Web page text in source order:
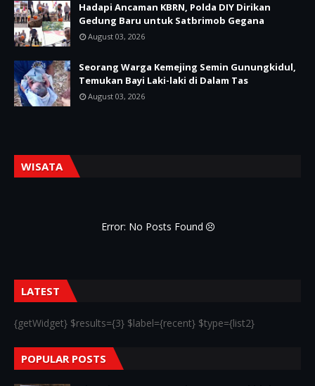
Hadapi Ancaman KBRN, Polda DIY Dirikan
Gedung Baru untuk Satbrimob Gegana
August 03, 2026
Seorang Warga Kemejing Semin Gunungkidul,
Temukan Bayi Laki-laki di Dalam Tas
August 03, 2026
WISATA
Error: No Posts Found
LATEST
{getWidget} $results={3} $label={recent} $type={list2}
POPULAR POSTS